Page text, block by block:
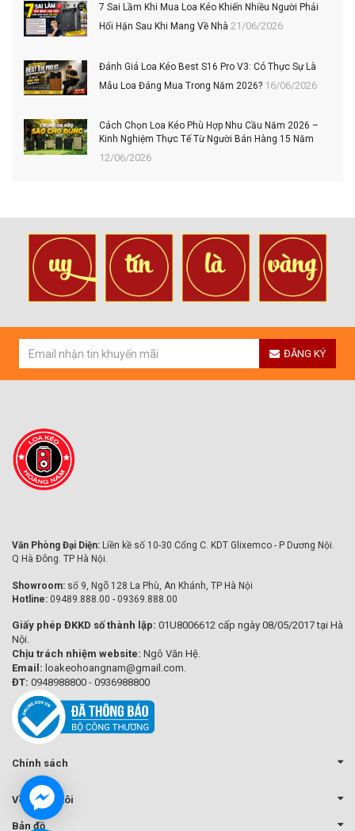
7 Sai Lầm Khi Mua Loa Kéo Khiến Nhiều Người Phải
Hối Hận Sau Khi Mang Về Nhà 21/06/2026
Đánh Giá Loa Kéo Best S16 Pro V3: Có Thực Sự Là
Mẫu Loa Đáng Mua Trong Năm 2026? 16/06/2026
Cách Chọn Loa Kéo Phù Hợp Nhu Cầu Năm 2026 –
Kinh Nghiệm Thực Tế Từ Người Bán Hàng 15 Năm
12/06/2026
ĐĂNG KÝ
Văn Phòng Đại Diện: Liền kề số 10-30 Cổng C. KDT Glixemco - P Dương Nội.
Q Hà Đông. TP Hà Nội.
Showroom: số 9, Ngõ 128 La Phù, An Khánh, TP Hà Nội
Hotline: 09489.888.00 - 09369.888.00
Giấy phép ĐKKD số thành lập: 01U8006612 cấp ngày 08/05/2017 tại Hà
Nội.
Chịu trách nhiệm website: Ngô Văn Hệ.
Email: loakeohoangnam@gmail.com.
ĐT: 0948988800 - 0936988800
Chính sách
Về chúng tôi
Bản đồ